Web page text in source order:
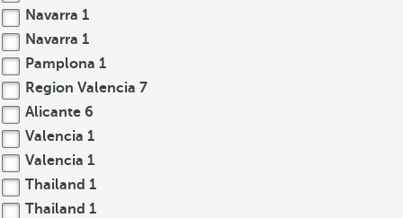
Navarra 1
Navarra 1
Pamplona 1
Region Valencia 7
Alicante 6
Valencia 1
Valencia 1
Thailand 1
Thailand 1